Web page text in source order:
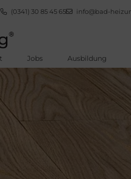
(0341) 30 85 45 65 info@bad-
Jobs Ausbildung